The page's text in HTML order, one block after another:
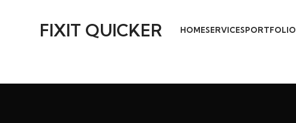
FIXIT QUICKER HOMESERVICESPORTFOLIO